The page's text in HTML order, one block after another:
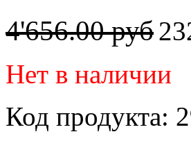
4'656.00 руб
Нет в наличии
Код продукта: